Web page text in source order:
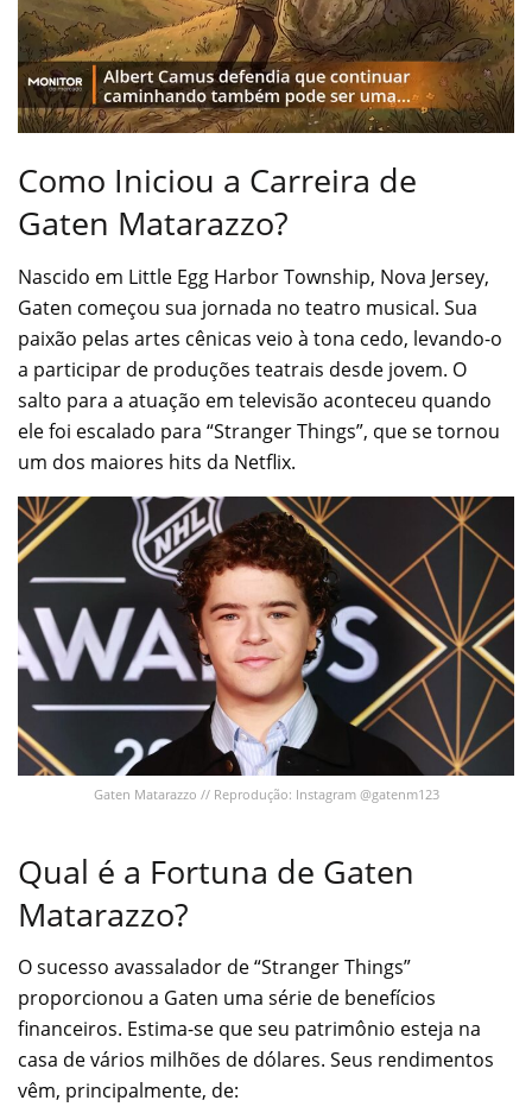
Como Iniciou a Carreira de
Gaten Matarazzo?
Nascido em Little Egg Harbor Township, Nova Jersey,
Gaten começou sua jornada no teatro musical. Sua
paixão pelas artes cênicas veio à tona cedo, levando-o
a participar de produções teatrais desde jovem. O
salto para a atuação em televisão aconteceu quando
ele foi escalado para “Stranger Things”, que se tornou
um dos maiores hits da Netflix.
Gaten Matarazzo // Reprodução: Instagram @gatenm123
Qual é a Fortuna de Gaten
Matarazzo?
O sucesso avassalador de “Stranger Things”
proporcionou a Gaten uma série de benefícios
financeiros. Estima-se que seu patrimônio esteja na
casa de vários milhões de dólares. Seus rendimentos
vêm, principalmente, de: